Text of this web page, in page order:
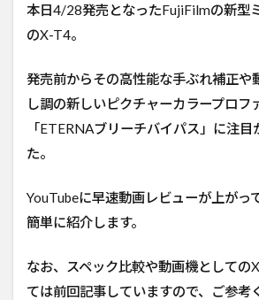
本日4/28発売となったFujiFilmの新型
のX-T4。
発売前からその高性能な手ぶれ補正や
し調の新しいピクチャーカラープロフ
「ETERNAブリーチバイパス」に注目
た。
YouTubeに早速動画レビューが上がっ
簡単に紹介します。
なお、スペック比較や動画機としての
ては前回記事していますので、ご参考